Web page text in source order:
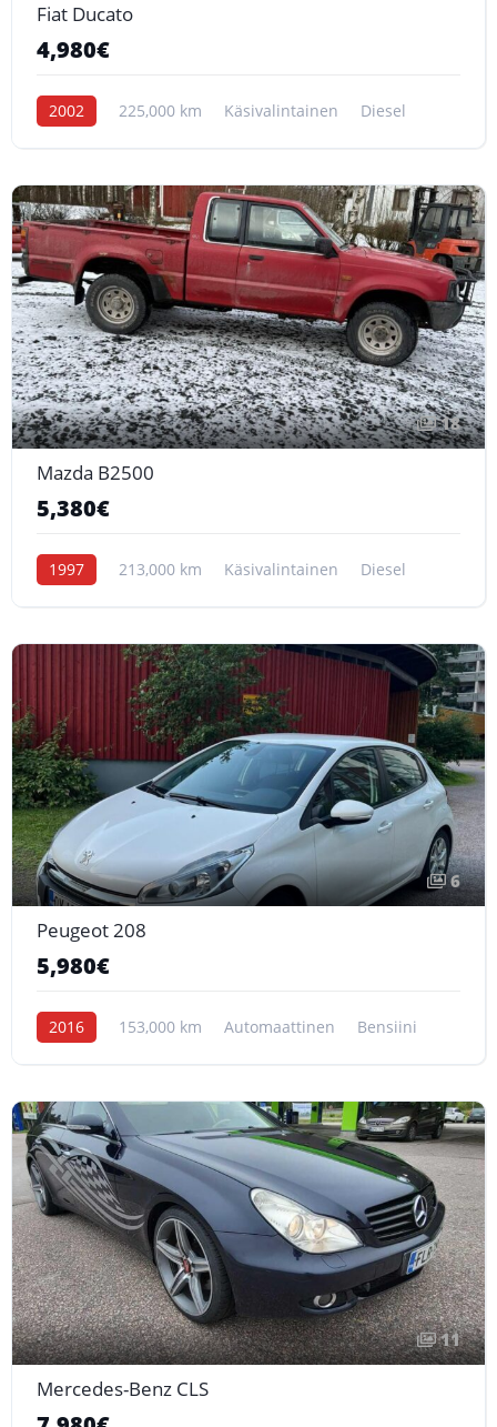
Fiat Ducato
4,980€
2002 225,000 km Käsivalintainen Diesel
18
Mazda B2500
5,380€
1997 213,000 km Käsivalintainen Diesel
6
Peugeot 208
5,980€
2016 153,000 km Automaattinen Bensiini
11
Mercedes-Benz CLS